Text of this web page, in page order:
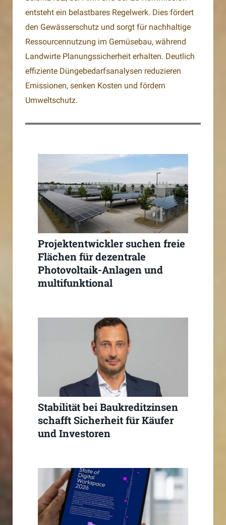
entsteht ein belastbares Regelwerk. Dies fördert
den Gewässerschutz und sorgt für nachhaltige
Ressourcennutzung im Gemüsebau, während
Landwirte Planungssicherheit erhalten. Deutlich
effiziente Düngebedarfsanalysen reduzieren
Emissionen, senken Kosten und fördern
Umweltschutz.
Projektentwickler suchen freie
Flächen für dezentrale
Photovoltaik-Anlagen und
multifunktional
Stabilität bei Baukreditzinsen
schafft Sicherheit für Käufer
und Investoren